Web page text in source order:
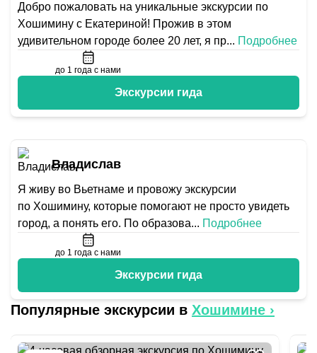
Добро пожаловать на уникальные экскурсии по
Хошимину с Екатериной! Прожив в этом
удивительном городе более 20 лет, я пр... Подробнее
до 1 года с нами
Экскурсии гида
Владислав
Я живу во Вьетнаме и провожу экскурсии
по Хошимину, которые помогают не просто увидеть
город, а понять его. По образова... Подробнее
до 1 года с нами
Экскурсии гида
Популярные экскурсии в Хошимине ›